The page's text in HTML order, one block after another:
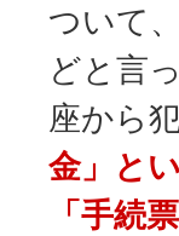
ついて
どと言
座から
金」と
「手続